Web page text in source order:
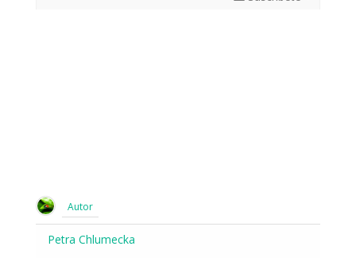
Autor
Petra Chlumecka